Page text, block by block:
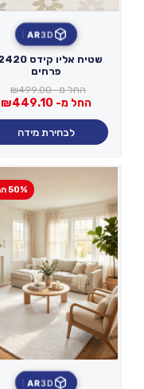
3D
AR
פרחים
החל מ- ₪499.00
החל מ- ₪449.10
לבחירת מידה
50% הנחה
3D
AR